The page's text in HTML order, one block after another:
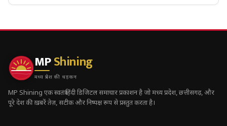
MPShining
मध्य प्रदेश की धड़कन
MP Shining एक स्वतंत्र हिंदी डिजिटल समाचार प्रकाशन है जो मध्य प्रदेश, छत्तीसगढ़, और
पूरे देश की ख़बरें तेज़, सटीक और निष्पक्ष रूप से प्रस्तुत करता है।